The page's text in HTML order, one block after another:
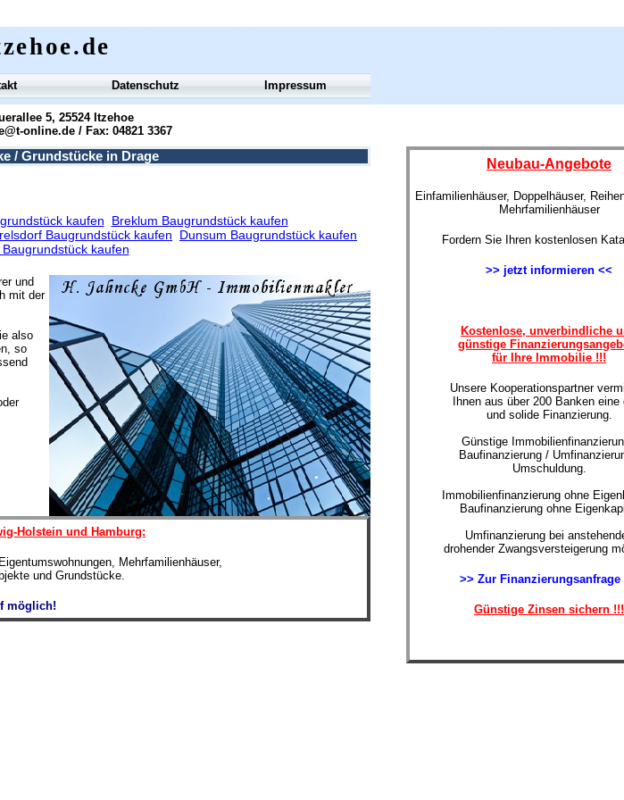
/ Grundstücke in Drage
kaufen
Breklum Baugrundstück kaufen
Baugrundstück kaufen
Dunsum Baugrundstück kaufen
kaufen
5, 25524 Itzehoe
online.de / Fax: 04821 3367
und
mit der
also
so
Holstein und Hamburg:
Mehrfamilienhäuser,
und Grundstücke.
möglich!
Datenschutz Impressum
Neubau-Angebote
Einfamilienhäuser, Doppelhäuser,
Mehrfamilienhäuser
Fordern Sie Ihren kostenlosen
>> jetzt informieren <<
Kostenlose, unverbindliche
günstige
für Ihre Immobilie !!!
Unsere Kooperationspartner
Ihnen aus über 200 Banken eine
und solide Finanzierung.
Günstige
Baufinanzierung /
Umschuldung.
Immobilienfinanzierung ohne
Baufinanzierung ohne
Umfinanzierung bei
drohender Zwangsversteigerung
>> Zur Finanzierungsanfrage
Günstige Zinsen sichern !!!